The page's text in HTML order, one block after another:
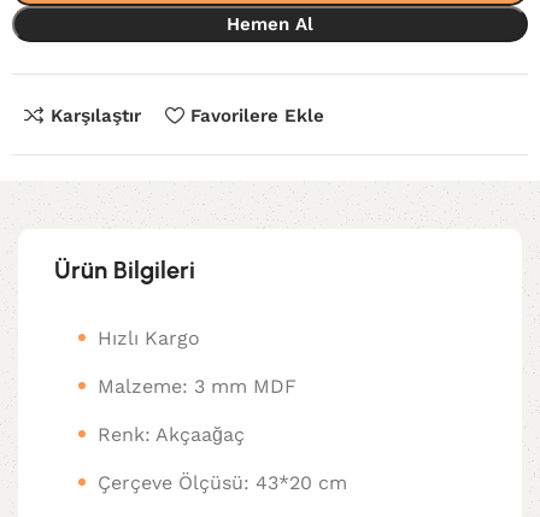
Hemen Al
Karşılaştır Favorilere Ekle
Ürün Bilgileri
Hızlı Kargo
Malzeme: 3 mm MDF
Renk: Akçaağaç
Çerçeve Ölçüsü: 43*20 cm